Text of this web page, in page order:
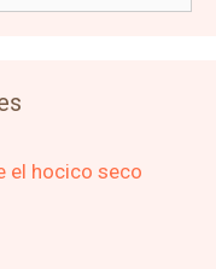
el hocico seco